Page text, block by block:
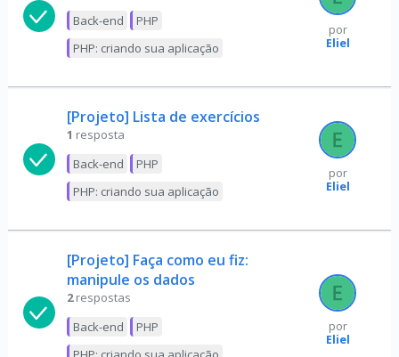
Back-end
PHP
PHP: criando sua aplicação
por
Eliel
[Projeto] Lista de exercícios
1 resposta
Back-end
PHP
PHP: criando sua aplicação
por
Eliel
[Projeto] Faça como eu fiz:
manipule os dados
2 respostas
Back-end
PHP
por
Eliel